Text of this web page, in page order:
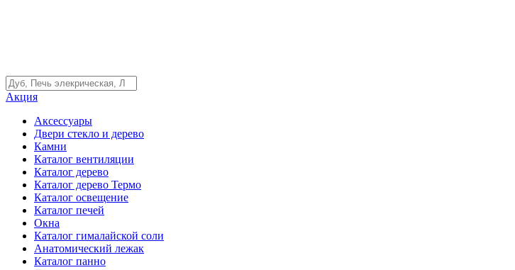
Акция
Аксессуары
Двери стекло и дерево
Камни
Каталог вентиляции
Каталог дерево
Каталог дерево Термо
Каталог освещение
Каталог печей
Окна
Каталог гималайской соли
Анатомический лежак
Каталог панно